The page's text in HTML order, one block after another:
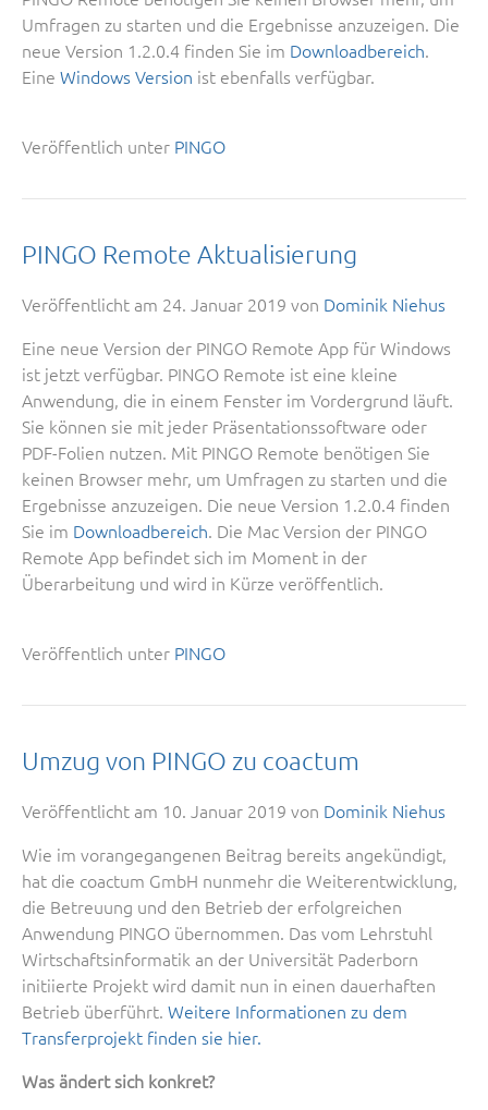
Umfragen zu starten und die Ergebnisse anzuzeigen. Die
neue Version 1.2.0.4 finden Sie im Downloadbereich.
Eine Windows Version ist ebenfalls verfügbar.
Veröffentlich unter PINGO
PINGO Remote Aktualisierung
Veröffentlicht am 24. Januar 2019 von Dominik Niehus
Eine neue Version der PINGO Remote App für Windows
ist jetzt verfügbar. PINGO Remote ist eine kleine
Anwendung, die in einem Fenster im Vordergrund läuft.
Sie können sie mit jeder Präsentationssoftware oder
PDF-Folien nutzen. Mit PINGO Remote benötigen Sie
keinen Browser mehr, um Umfragen zu starten und die
Ergebnisse anzuzeigen. Die neue Version 1.2.0.4 finden
Sie im Downloadbereich. Die Mac Version der PINGO
Remote App befindet sich im Moment in der
Überarbeitung und wird in Kürze veröffentlich.
Veröffentlich unter PINGO
Umzug von PINGO zu coactum
Veröffentlicht am 10. Januar 2019 von Dominik Niehus
Wie im vorangegangenen Beitrag bereits angekündigt,
hat die coactum GmbH nunmehr die Weiterentwicklung,
die Betreuung und den Betrieb der erfolgreichen
Anwendung PINGO übernommen. Das vom Lehrstuhl
Wirtschaftsinformatik an der Universität Paderborn
initiierte Projekt wird damit nun in einen dauerhaften
Betrieb überführt. Weitere Informationen zu dem
Transferprojekt finden sie hier.
Was ändert sich konkret?